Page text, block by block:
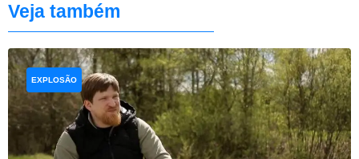
Veja também
EXPLOSÃO